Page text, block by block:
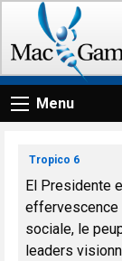
Menu
Tropico 6
El Presidente
effervescence
sociale, le
leaders